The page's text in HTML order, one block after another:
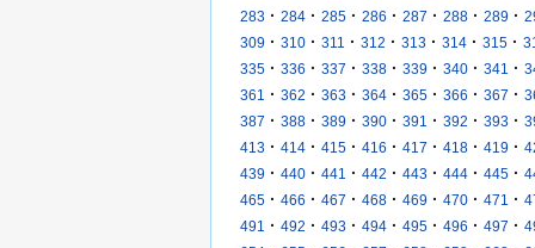
283 · 284 · 285 · 286 · 287 · 288 · 289 ·
309 · 310 · 311 · 312 · 313 · 314 · 315 ·
335 · 336 · 337 · 338 · 339 · 340 · 341 ·
361
· 362 · 363 · 364 · 365 · 366 · 367 ·
387 · 388 · 389 · 390 · 391 · 392 · 393 ·
413 · 414 · 415 · 416 · 417 · 418 · 419 ·
439 · 440 · 441 · 442 · 443 · 444 · 445 ·
465 · 466 · 467 · 468 · 469 · 470 · 471 ·
491
· 492 · 493 · 494 · 495 · 496 · 497 ·